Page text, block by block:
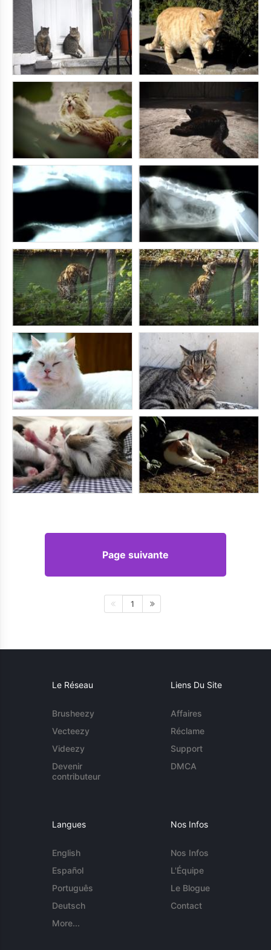
Page suivante
1
Le Réseau
Brusheezy
Vecteezy
Videezy
Devenir
contributeur
Liens Du Site
Affaires
Réclame
Support
DMCA
Langues
English
Español
Português
Deutsch
More...
Nos Infos
Nos Infos
L'Équipe
Le Blogue
Contact